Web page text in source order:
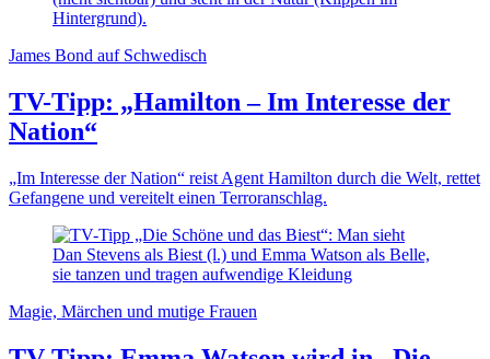
James Bond auf Schwedisch
TV-Tipp: „Hamilton – Im Interesse der
Nation“
„Im Interesse der Nation“ reist Agent Hamilton durch die Welt, rettet
Gefangene und vereitelt einen Terroranschlag.
Magie, Märchen und mutige Frauen